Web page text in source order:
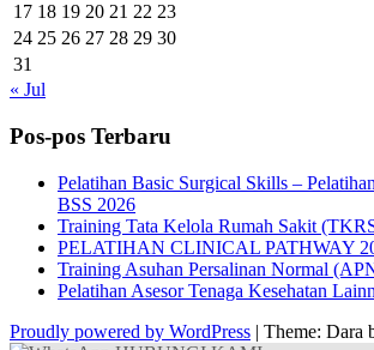
17 18 19 20 21 22 23
24 25 26 27 28 29 30
31
« Jul
Pos-pos Terbaru
Pelatihan Basic Surgical Skills –
BSS 2026
Training Tata Kelola Rumah Sakit
PELATIHAN CLINICAL PATHWAY
Training Asuhan Persalinan Normal
Pelatihan Asesor Tenaga Kesehatan
Proudly powered by WordPress | Theme: Dara